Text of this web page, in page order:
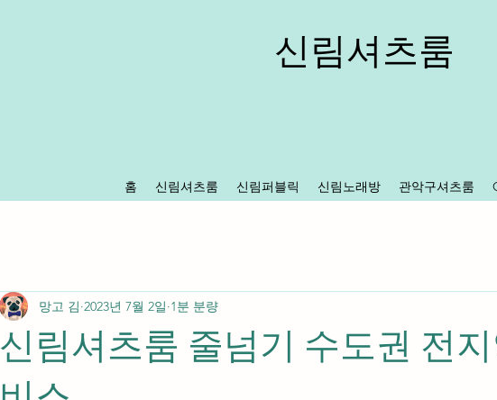
신림셔츠룸
홈 신림셔츠룸 신림퍼블릭 신림노래방 관악구셔츠룸
신림셔츠룸 줄넘기 수도권 전
망고 김 2023년 7월 2일 1분 분량